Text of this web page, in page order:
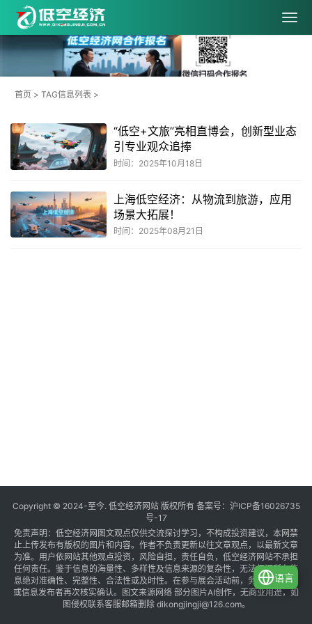
首页 > TAG信息列表 >
“低空+文旅”亮相直博会，创新型业态
引专业观众追捧
时间：2025年10月18日
上海低空经济：从物流到旅游，应用
场景大拓展！
时间：2025年08月21日
Copyright © 2024-至今. 低空经济网站 版权所有 备案号： 沪ICP备16026735
号-17
免责声明：低空经济网图文观点仅供交流探讨学习，不构成投资建议，本网禁
止上传发布有版权的图片和内容。作者不负责更新以往文章观点，以最新文章
为准。用户依网站其他观点投资，风险自担，责任自负，低空经济网站不承担
任何责任。鉴于信息的海量性、多样性及信息来源的复杂性，无法保证所有信
息绝对准确性、完整性、合法性或及时性。在参与展会活动前，务必与组织方
或信息发布者再次核实确认。图文来源网络 部分图片AI创作，无商业用途，如
图侵权联系客服邮箱删除 dikongjingji@126.com。
语言